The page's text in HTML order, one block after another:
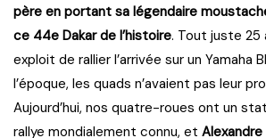
père en portant sa légendaire
ce 44e Dakar de l’histoire. Tout juste 25
exploit de rallier l’arrivée sur un Yamaha
l’époque, les quads n’avaient pas leur
Aujourd’hui, nos quatre-roues ont un
rallye mondialement connu, et